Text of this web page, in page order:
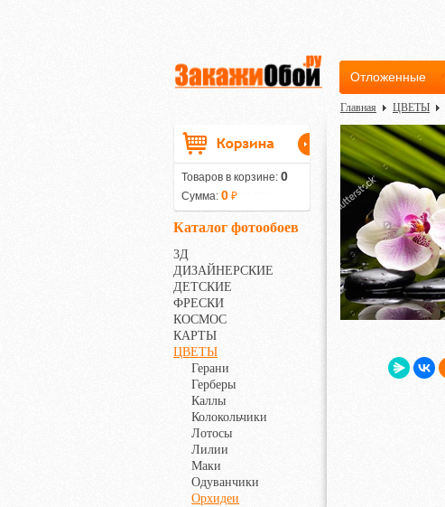
Отложенные
Товаров в корзине: 0
Сумма: 0 ₽
Каталог фотообоев
3Д
ДИЗАЙНЕРСКИЕ
ДЕТСКИЕ
ФРЕСКИ
КОСМОС
КАРТЫ
ЦВЕТЫ
Герани
Герберы
Каллы
Колокольчики
Лотосы
Лилии
Маки
Одуванчики
Орхидеи
Главная ЦВЕТЫ